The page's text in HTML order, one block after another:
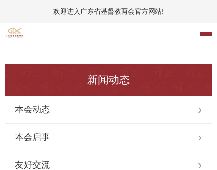
欢迎进入广东省基督教两会官方网站!
新闻动态
本会动态
本会启事
友好交流